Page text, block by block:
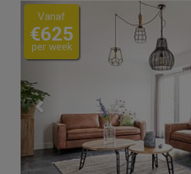
Previous
Vanaf
€625
per week